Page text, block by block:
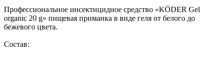
Профессиональное инсектицидное средство «KÖDER Gel
organic 20 g» пищевая приманка в виде геля от белого до
бежевого цвета.
Состав: